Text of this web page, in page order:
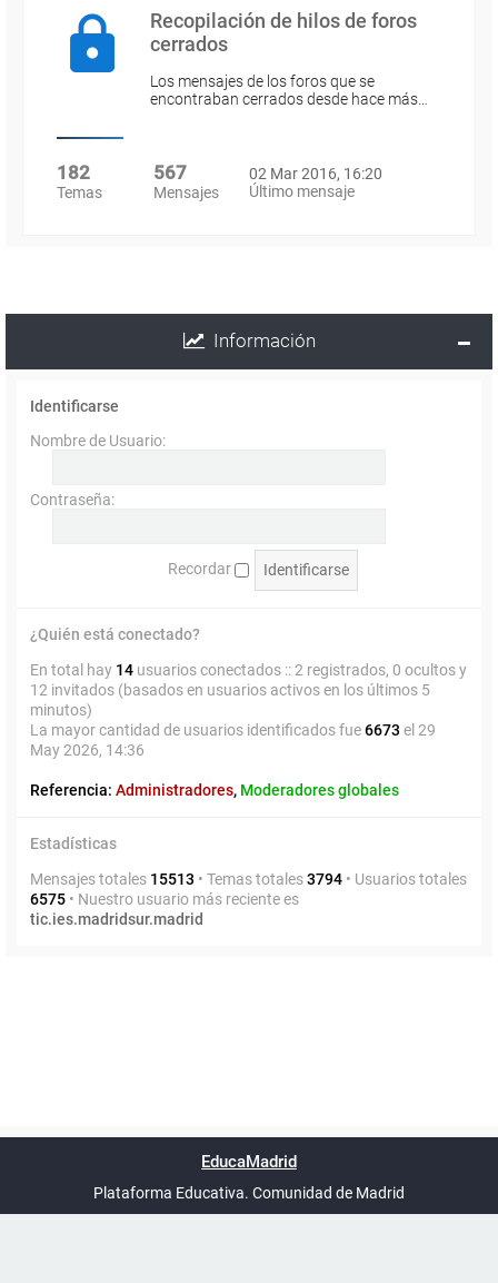
Recopilación de hilos de foros
cerrados
Los mensajes de los foros que se
encontraban cerrados desde hace más…
182
Temas
567
Mensajes
02 Mar 2016, 16:20
Último mensaje
Información
Identificarse
Nombre de Usuario:
Contraseña:
Recordar
¿Quién está conectado?
En total hay 14 usuarios conectados :: 2 registrados, 0 ocultos y
12 invitados (basados en usuarios activos en los últimos 5
minutos)
La mayor cantidad de usuarios identificados fue6673 el 29
May 2026, 14:36
Referencia: Administradores, Moderadores globales
Estadísticas
Mensajes totales 15513 • Temas totales3794 • Usuarios totales
6575 • Nuestro usuario más reciente es
tic.ies.madridsur.madrid
UTC+02:00
phpBB España
EducaMadrid
Plataforma Educativa. Comunidad de Madrid